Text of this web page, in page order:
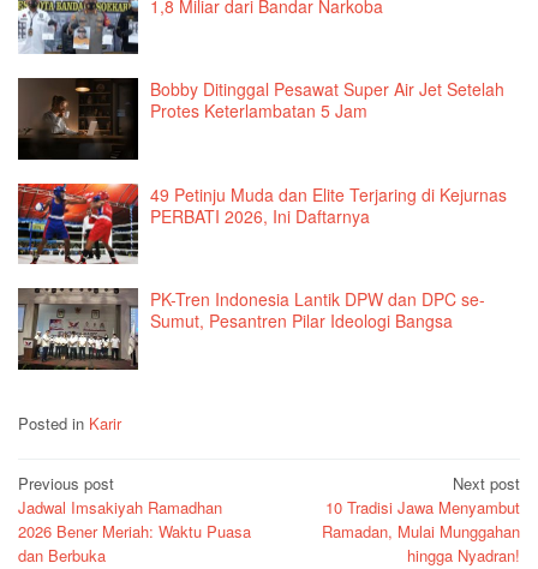
1,8 Miliar dari Bandar Narkoba
Bobby Ditinggal Pesawat Super Air Jet Setelah
Protes Keterlambatan 5 Jam
49 Petinju Muda dan Elite Terjaring di Kejurnas
PERBATI 2026, Ini Daftarnya
PK-Tren Indonesia Lantik DPW dan DPC se-
Sumut, Pesantren Pilar Ideologi Bangsa
Posted in Karir
Post
navigation
Previous post
Jadwal Imsakiyah Ramadhan
2026 Bener Meriah: Waktu Puasa
dan Berbuka
Next post
10 Tradisi Jawa Menyambut
Ramadan, Mulai Munggahan
hingga Nyadran!